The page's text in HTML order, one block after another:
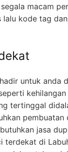
macam
lalu kode tag
hadir untuk anda
tertinggal
pembuatan
jasa
terdekat di